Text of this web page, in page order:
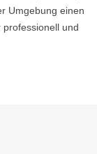
Umgebung einen
und